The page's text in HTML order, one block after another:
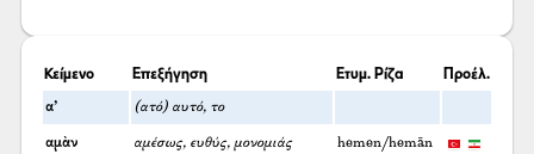
Κείμενο Επεξήγηση Ετυμ. Ρίζα Προέλ.
α’ (ατό) αυτό, το
αμὰν αμέσως, ευθύς, μονομιάς hemen/hemān